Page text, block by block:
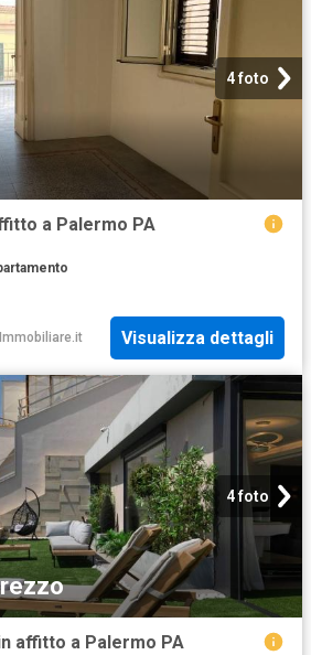
4 foto
a Palermo PA
Immobiliare.it Visualizza dettagli
4 foto
affitto a Palermo PA